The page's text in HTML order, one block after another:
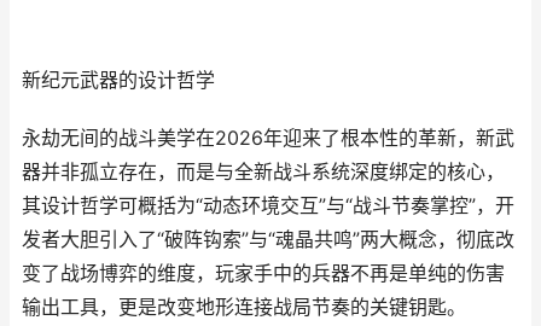
新纪元武器的设计哲学
永劫无间的战斗美学在2026年迎来了根本性的革新，新武
器并非孤立存在，而是与全新战斗系统深度绑定的核心，
其设计哲学可概括为“动态环境交互”与“战斗节奏掌控”，开
发者大胆引入了“破阵钩索”与“魂晶共鸣”两大概念，彻底改
变了战场博弈的维度，玩家手中的兵器不再是单纯的伤害
输出工具，更是改变地形连接战局节奏的关键钥匙。